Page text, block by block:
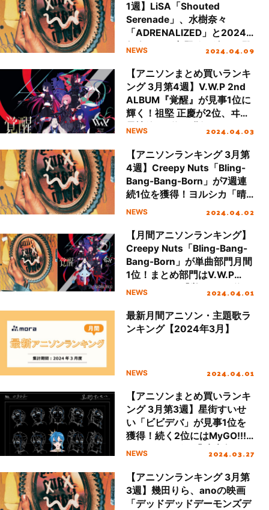
1週】LiSA「Shouted
Serenade」、水樹奈々
「ADRENALIZED」と2024
年春アニメ主題歌が続々と登
NEWS 2024.04.09
【アニソンまとめ買いランキ
ング 3月第4週】V.W.P 2nd
ALBUM『覚醒』が見事1位に
輝く！祖堅 正慶が2位、ヰ世
界情緒が3位を獲得
NEWS 2024.04.03
【アニソンランキング 3月第
4週】Creepy Nuts「Bling-
Bang-Bang-Born」が7週連
続1位を獲得！ヨルシカ「晴
る」、Uru「アンビバレン
NEWS 2024.04.02
【月間アニソンランキング】
Creepy Nuts「Bling-Bang-
Bang-Born」が単曲部門月間
1位！まとめ部門はV.W.P
2nd ALBUM『覚醒』が1位、
のうち6作品ランクイン
NEWS 2024.04.01
最新月間アニソン・主題歌ラ
ンキング【2024年3月】
NEWS 2024.04.01
【アニソンまとめ買いランキ
ング 3月第3週】星街すいせ
い「ビビデバ」が見事1位を
獲得！続く2位にはMyGO!!!!!
の4th シングル「砂寸奏／回
NEWS 2024.03.27
【アニソンランキング 3月第
3週】幾田りら、anoの映画
「デッドデッドデーモンズデ